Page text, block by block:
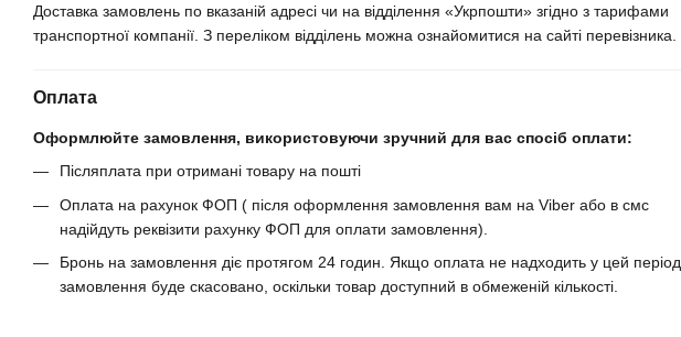
Доставка замовлень по вказаній адресі чи на відділення «Укрпошти» згідно з тарифами
транспортної компанії. З переліком відділень можна ознайомитися на сайті перевізника.
Оплата
Оформлюйте замовлення, використовуючи зручний для вас спосіб оплати:
Післяплата при отримані товару на пошті
Оплата на рахунок ФОП ( після оформлення замовлення вам на Viber або в смс
надійдуть реквізити рахунку ФОП для оплати замовлення).
Бронь на замовлення діє протягом 24 годин. Якщо оплата не надходить у цей період,
замовлення буде скасовано, оскільки товар доступний в обмеженій кількості.